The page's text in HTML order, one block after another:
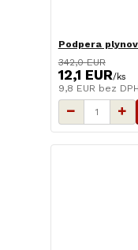
Podpera
342,0 EUR
12,1 EUR/ks
9,8 EUR bez DPH